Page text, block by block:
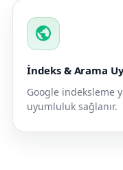
public
İndeks & Arama
Google indeksleme
uyumluluk sağlanır.